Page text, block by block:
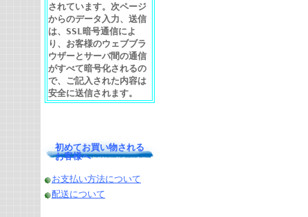
されています。次ページ
からのデータ入力、送信
は、SSL暗号通信によ
り、お客様のウェブブラ
ウザーとサーバ間の通信
がすべて暗号化されるの
で、ご記入された内容は
安全に送信されます。
初めてお買い物される
お客様へ
お支払い方法について
配送について